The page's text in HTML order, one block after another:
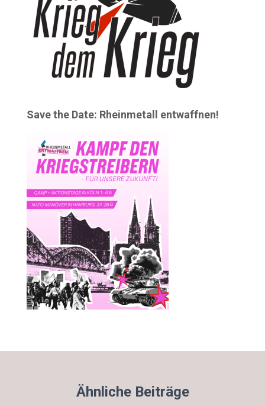
Save the Date: Rheinmetall entwaffnen!
Ähnliche Beiträge